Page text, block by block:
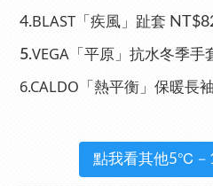
4.BLAST「疾風」趾套
5.VEGA「平原」抗水冬季手
6.CALDO「熱平衡」保暖長
點我看其他5℃